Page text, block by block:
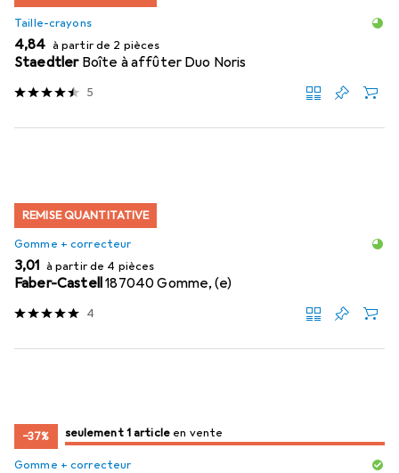
Taille-crayons
EUR
4,84 à partir de 2 pièces
Staedtler Boîte à affûter Duo Noris
5
REMISE QUANTITATIVE
Gomme + correcteur
EUR
3,01 à partir de 4 pièces
Faber-Castell187040 Gomme, (e)
4
−37% juste 1 pièceen vente
seulement 1 article en vente
Gomme + correcteur